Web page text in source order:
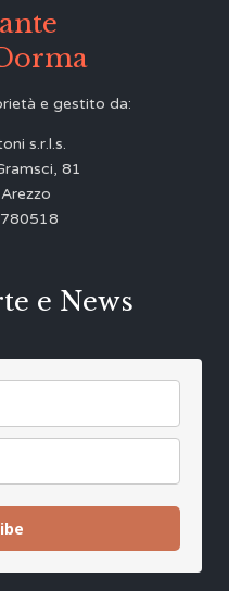
e gestito da:
s.r.l.s.
81
e News